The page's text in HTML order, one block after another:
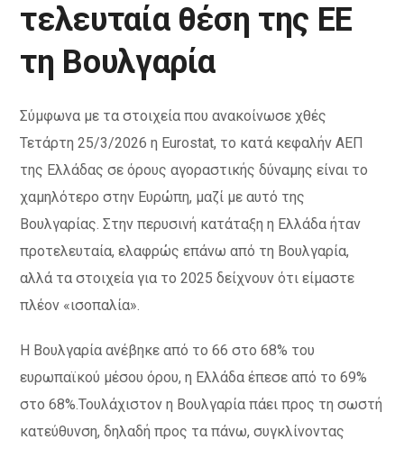
τελευταία θέση της ΕΕ
τη Βουλγαρία
Σύμφωνα με τα στοιχεία που ανακοίνωσε χθές
Τετάρτη 25/3/2026 η Eurostat, το κατά κεφαλήν ΑΕΠ
της Ελλάδας σε όρους αγοραστικής δύναμης είναι το
χαμηλότερο στην Ευρώπη, μαζί με αυτό της
Βουλγαρίας. Στην περυσινή κατάταξη η Ελλάδα ήταν
προτελευταία, ελαφρώς επάνω από τη Βουλγαρία,
αλλά τα στοιχεία για το 2025 δείχνουν ότι είμαστε
πλέον «ισοπαλία».
Η Βουλγαρία ανέβηκε από το 66 στο 68% του
ευρωπαϊκού μέσου όρου, η Ελλάδα έπεσε από το 69%
στο 68%.Τουλάχιστον η Βουλγαρία πάει προς τη σωστή
κατεύθυνση, δηλαδή προς τα πάνω, συγκλίνοντας